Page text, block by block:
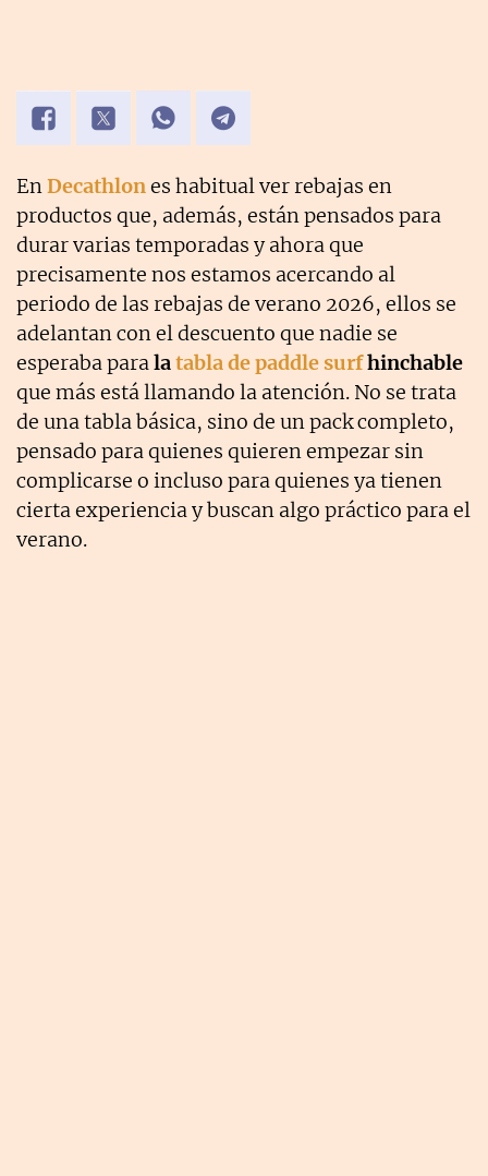
EnDecathlones habitual ver rebajas en
productos que, además, están pensados para
durar varias temporadas y ahora que
precisamente nos estamos acercando al
periodo de las rebajas de verano 2026, ellos se
adelantan con el descuento que nadie se
esperaba paralatabla de paddle surfhinchable
que más está llamando la atención. No se trata
de una tabla básica, sino de un pack completo,
pensado para quienes quieren empezar sin
complicarse o incluso para quienes ya tienen
cierta experiencia y buscan algo práctico para el
verano.